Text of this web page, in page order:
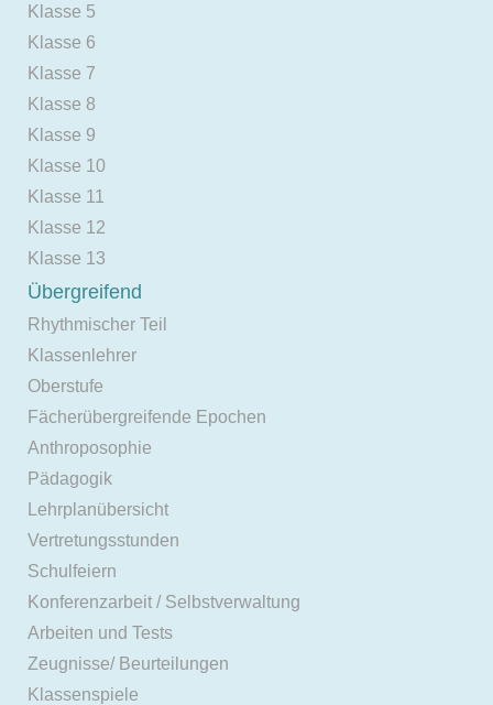
Klasse 5
Klasse 6
Klasse 7
Klasse 8
Klasse 9
Klasse 10
Klasse 11
Klasse 12
Klasse 13
Übergreifend
Rhythmischer Teil
Klassenlehrer
Oberstufe
Fächerübergreifende Epochen
Anthroposophie
Pädagogik
Lehrplanübersicht
Vertretungsstunden
Schulfeiern
Konferenzarbeit / Selbstverwaltung
Arbeiten und Tests
Zeugnisse/ Beurteilungen
Klassenspiele